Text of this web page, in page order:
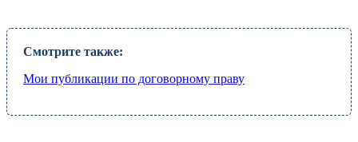
Смотрите также:
Мои публикации по договорному праву